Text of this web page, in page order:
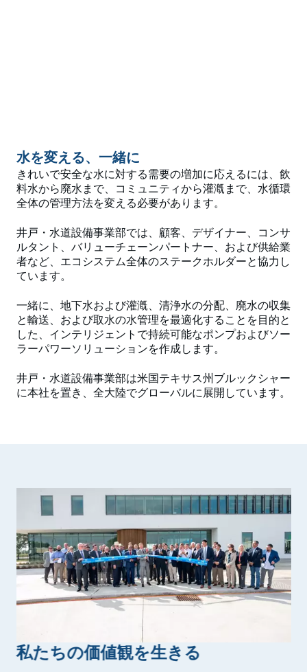
水を変える、一緒に
きれいで安全な水に対する需要の増加に応えるには、飲
料水から廃水まで、コミュニティから灌漑まで、水循環
全体の管理方法を変える必要があります。
井戸・水道設備事業部では、顧客、デザイナー、コンサ
ルタント、バリューチェーンパートナー、および供給業
者など、エコシステム全体のステークホルダーと協力し
ています。
一緒に、地下水および灌漑、清浄水の分配、廃水の収集
と輸送、および取水の水管理を最適化することを目的と
した、インテリジェントで持続可能なポンプおよびソー
ラーパワーソリューションを作成します。
井戸・水道設備事業部は米国テキサス州ブルックシャー
に本社を置き、全大陸でグローバルに展開しています。
私たちの価値観を生きる